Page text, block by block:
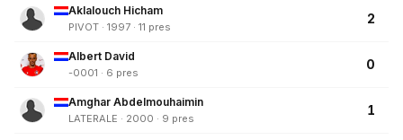
Aklalouch Hicham
PIVOT · 1997 · 11 pres
2
Albert David
-0001 · 6 pres
0
Amghar Abdelmouhaimin
LATERALE · 2000 · 9 pres
1